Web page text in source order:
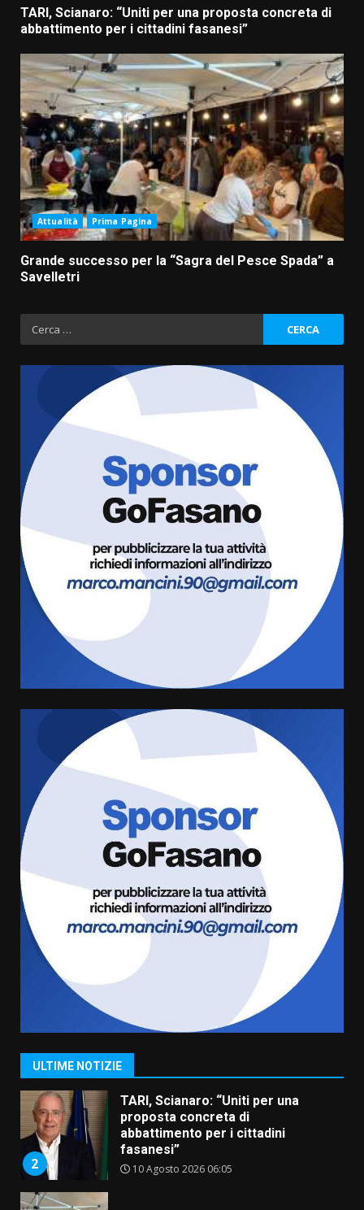
TARI, Scianaro: “Uniti per una proposta concreta di
abbattimento per i cittadini fasanesi”
Attualità Prima Pagina
Grande successo per la “Sagra del Pesce Spada” a
Savelletri
Ricerca
per:
ULTIME NOTIZIE
Grande successo per la “Sagra
del Pesce Spada” a Savelletri
9 Agosto 2026 07:32
Serie D, l’Us Fasano non molla e
conferma di voler ricorrere per
ottenere l’iscrizione
ufficialmente la Festa di
Savelletri
8 Agosto 2026 11:00
Savelletri in festa, domani sera
grande spettacolo con Uccio De
Santis
8 Agosto 2026 07:30
Politiche Giovanili e Mobilità
Sostenibile: premiati gli studenti
universitari del bando “La strada
giusta”
8 Agosto 2026 07:15
1
Savelletri in festa, pienone sul
porto per Uccio De Santis: la
voce di Antonella Losavio
2
TARI, Scianaro: “Uniti per una
proposta concreta di
abbattimento per i cittadini
fasanesi”
10 Agosto 2026 06:05